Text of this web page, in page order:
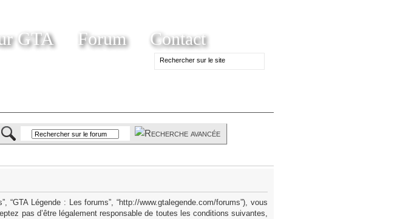
GTA Forum Contact
“GTA Légende : Les forums”, “http://www.gtalegende.com/forums”), vous
pas d’être légalement responsable de toutes les conditions suivantes,